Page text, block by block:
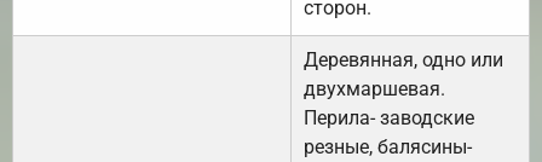
сторон.
Деревянная, одно или
двухмаршевая.
Перила- заводские
резные, балясины-